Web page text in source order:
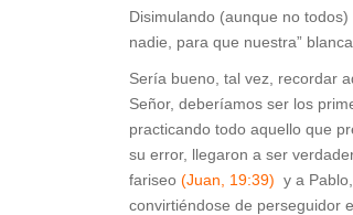
Disimulando (aunque no
nadie, para que nuestra”
Sería bueno, tal vez, recordar
Señor, deberíamos ser los
practicando todo aquello que
su error, llegaron a ser
fariseo (Juan, 19:39) y a
convirtiéndose de perseguidor